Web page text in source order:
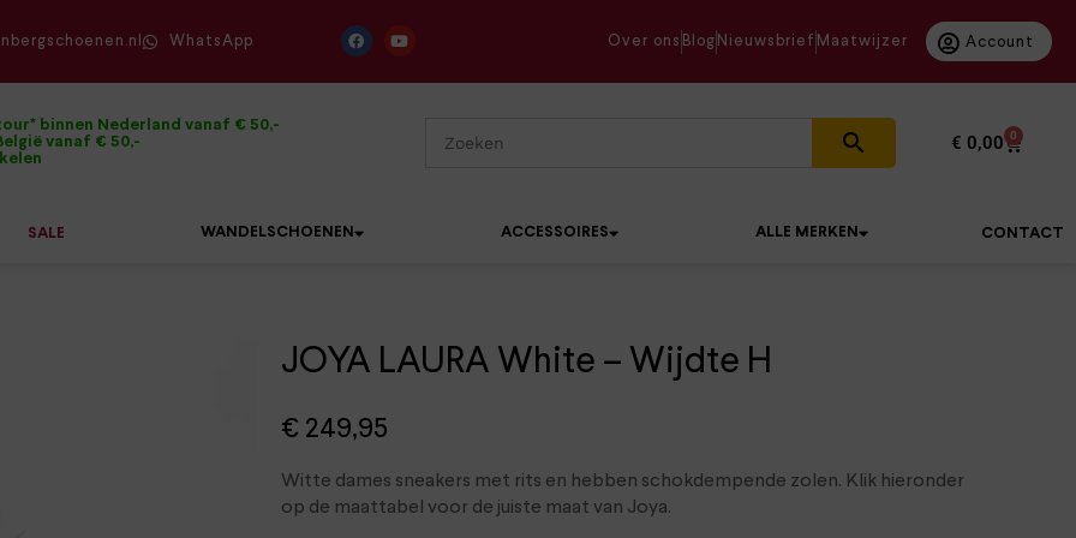
WhatsApp Over ons Blog Nieuwsbrief Maatwijzer Account
binnen Nederland vanaf € 50,-
vanaf € 50,-
€ 0,00 0
SALE WANDELSCHOENEN ACCESSOIRES ALLE MERKEN CONTACT
JOYA LAURA White – Wijdte H
€ 249,95
Witte dames sneakers met rits en hebben schokdempende zolen. Klik hieronder
op de maattabel voor de juiste maat van Joya.